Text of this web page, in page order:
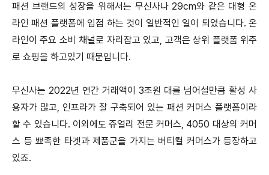
패션 브랜드의 성장을 위해서는 무신사나 29cm와 같은 대형 온
라인 패션 플랫폼에 입점 하는 것이 일반적인 일이 되었습니다. 온
라인이 주요 소비 채널로 자리잡고 있고, 고객은 상위 플랫폼 위주
로 쇼핑을 하고있기 때문입니다.
무신사는 2022년 연간 거래액이 3조원 대를 넘어설만큼 활성 사
용자가 많고, 인프라가 잘 구축되어 있는 패션 커머스 플랫폼이라
할 수 있습니다. 이외에도 쥬얼리 전문 커머스, 4050 대상의 커머
스 등 뾰족한 타겟과 제품군을 가지는 버티컬 커머스가 등장하고
있죠.